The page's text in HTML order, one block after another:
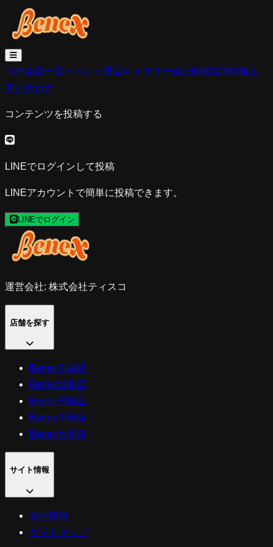
TOP店舗一覧イベント 景品ギャラリー会社情報採用情報お
問い合わせ
コンテンツを投稿する
LINEでログインして投稿
LINEアカウントで簡単に投稿できます。
LINEでログイン
運営会社: 株式会社ティスコ
店舗を探す
Benex川越店
Benex浦和店
Benex平塚店
Benex川崎店
Benex大和店
サイト情報
会社情報
サイトマップ